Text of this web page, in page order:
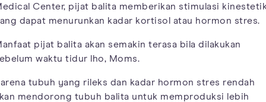
Center, pijat balita memberikan stimulasi
dapat menurunkan kadar kortisol atau hormon stres.
pijat balita akan semakin terasa bila dilakukan
waktu tidur lho, Moms.
tubuh yang rileks dan kadar hormon stres rendah
mendorong tubuh balita untuk memproduksi lebih